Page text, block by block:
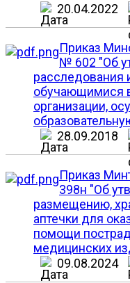
20.04.2022
Приказ
№ 602 "Об
расследования
обучающимися
организации,
28.09.2018
Приказ
398н "Об
размещению,
аптечки для
помощи
медицинских
09.08.2024